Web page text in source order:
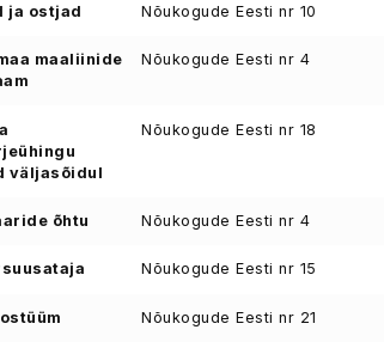
ja ostjad Nõukogude Eesti nr 10
maaliinide
Nõukogude Eesti nr 4
väljasõidul
Nõukogude Eesti nr 18
õhtu Nõukogude Eesti nr 4
Nõukogude Eesti nr 15
Nõukogude Eesti nr 21